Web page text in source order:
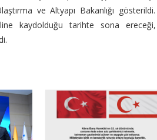
ve Altyapı Bakanlığı
kaydolduğu tarihte sona